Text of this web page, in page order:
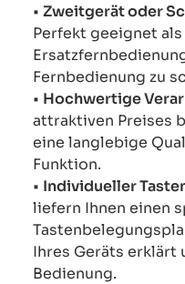
• Zweitgerät oder
Perfekt geeignet
Fernbedienung zu
• Hochwertige
attraktiven Preises
eine langlebige
Funktion.
• Individueller
liefern Ihnen einen
Ihres Geräts
Bedienung.